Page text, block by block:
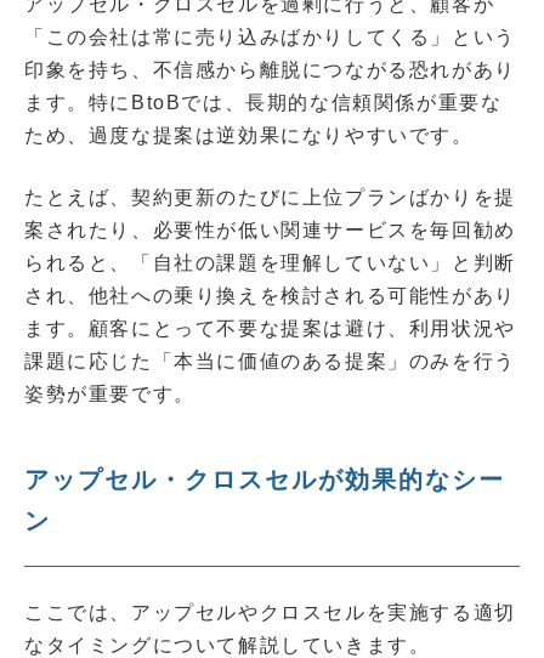
アップセル・クロスセルを過剰に行うと、顧客が
「この会社は常に売り込みばかりしてくる」という
印象を持ち、不信感から離脱につながる恐れがあり
ます。特にBtoBでは、長期的な信頼関係が重要な
ため、過度な提案は逆効果になりやすいです。
たとえば、契約更新のたびに上位プランばかりを提
案されたり、必要性が低い関連サービスを毎回勧め
られると、「自社の課題を理解していない」と判断
され、他社への乗り換えを検討される可能性があり
ます。顧客にとって不要な提案は避け、利用状況や
課題に応じた「本当に価値のある提案」のみを行う
姿勢が重要です。
アップセル・クロスセルが効果的なシー
ン
ここでは、アップセルやクロスセルを実施する適切
なタイミングについて解説していきます。